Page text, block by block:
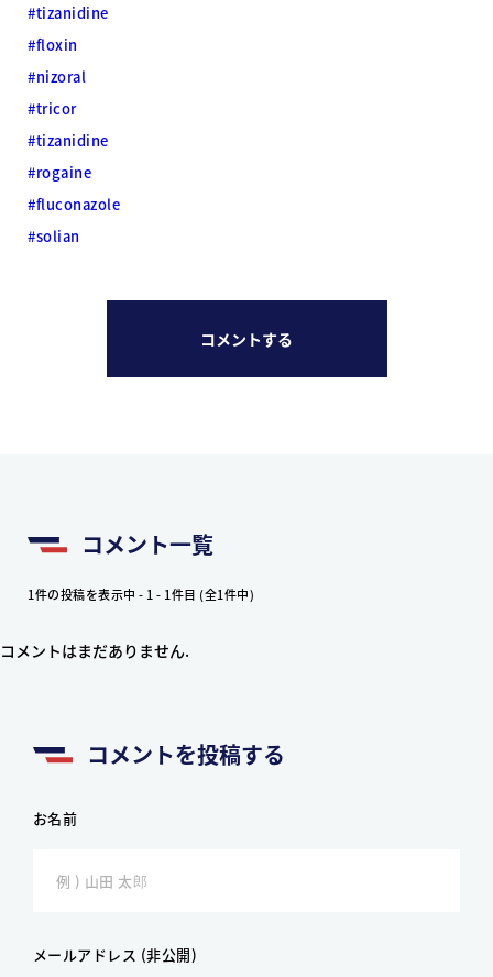
#tizanidine
#floxin
#nizoral
#tricor
#tizanidine
#rogaine
#fluconazole
#solian
コメントする
コメント一覧
1件の投稿を表示中 - 1 - 1件目 (全1件中)
コメントはまだありません.
コメントを投稿する
お名前
メールアドレス (非公開)